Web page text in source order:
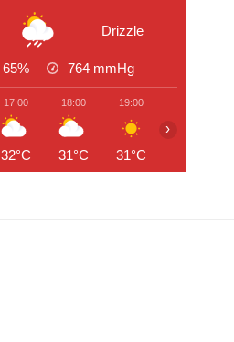
Drizzle
65% 764 mmHg
17:00
32°C
18:00
31°C
19:00
31°C
›